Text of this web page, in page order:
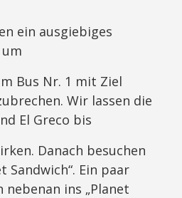
ein ausgiebiges
Bus Nr. 1 mit Ziel
Wir lassen die
El Greco bis
Danach besuchen
Sandwich“. Ein paar
ins „Planet